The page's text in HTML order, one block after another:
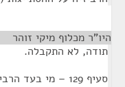
היו"ר מכלוף מיקי זוהר
תודה, לא התקבלה.
סעיף 129 – מי בעד הרביזיה?